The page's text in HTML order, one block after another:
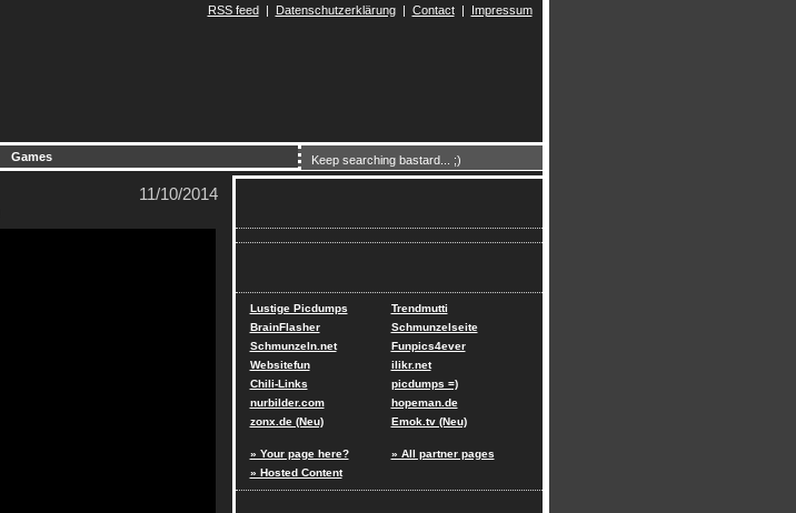
RSS feed| Datenschutzerklärung| Contact| Impressum
Games
11/10/2014
Lustige Picdumps
Trendmutti
BrainFlasher
Schmunzelseite
Schmunzeln.net
Funpics4ever
Websitefun
ilikr.net
Chili-Links
picdumps =)
nurbilder.com
hopeman.de
zonx.de (Neu)
Emok.tv (Neu)
» Your page here?
» Hosted Content
» All partner pages